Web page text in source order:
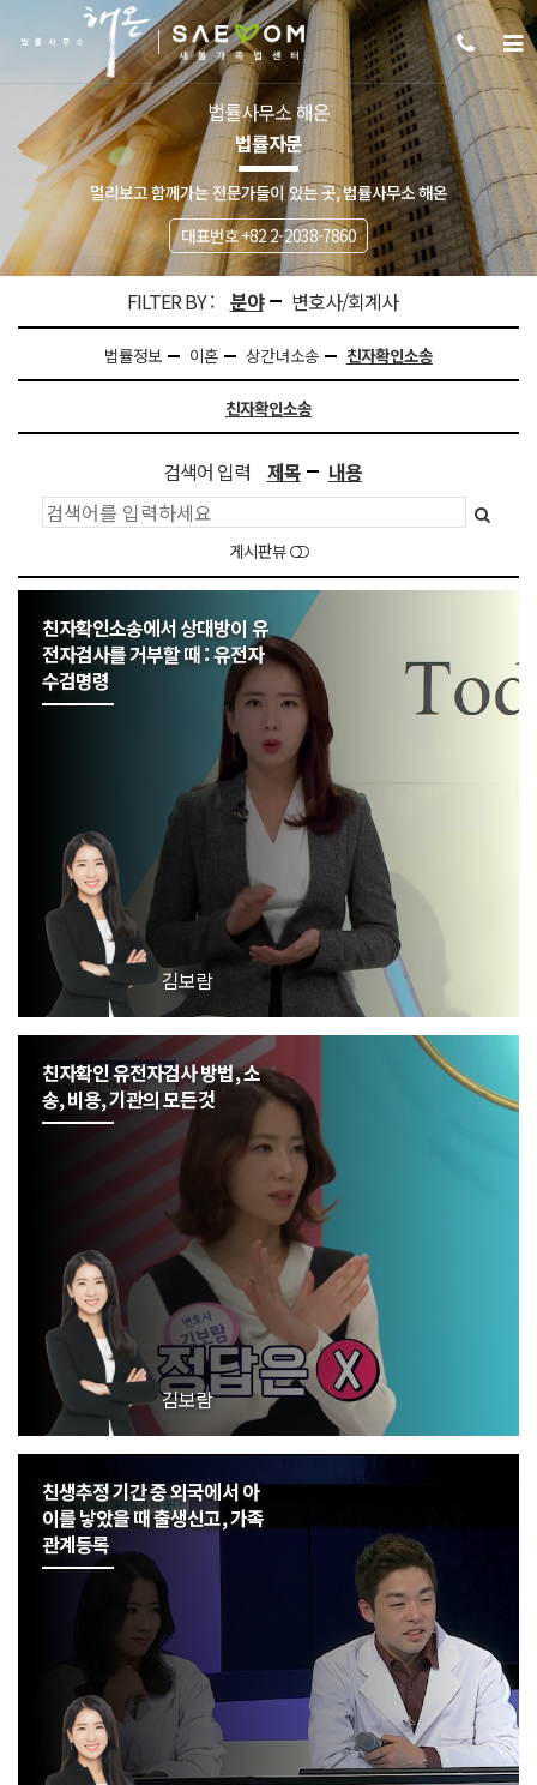
법률사무소 해온
법률자문
멀리보고 함께가는 전문가들이 있는 곳, 법률사무소 해온
대표번호 +82 2-2038-7860
FILTER BY : 분야 변호사/회계사
법률정보 이혼 상간녀소송 친자확인소송
친자확인소송
검색어 입력 제목 내용
게시판뷰
친자확인소송에서 상대방이 유
전자검사를 거부할 때 : 유전자
수검명령
김보람
친자확인 유전자검사 방법, 소
송, 비용, 기관의 모든것
김보람
친생추정 기간 중 외국에서 아
이를 낳았을 때 출생신고, 가족
관계등록